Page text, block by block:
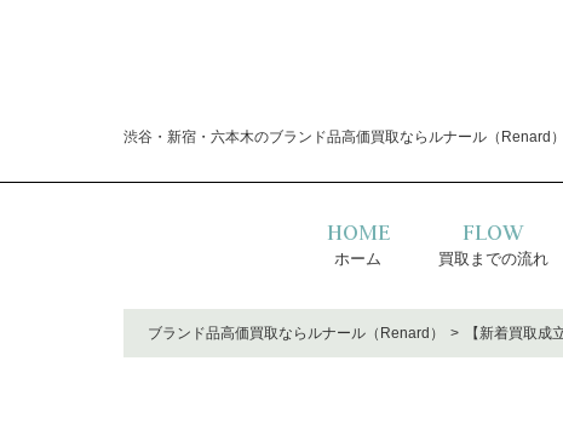
渋谷・新宿・六本木のブランド品高価買取ならルナール（Renard）
HOME
ホーム
FLOW
買取までの流れ
ブランド品高価買取ならルナール（Renard） 【新着買取成